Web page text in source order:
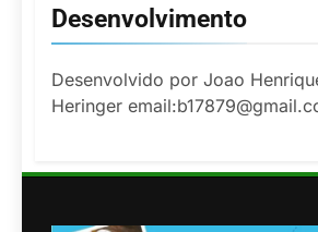
Desenvolvimento
Desenvolvido por Joao
Heringer